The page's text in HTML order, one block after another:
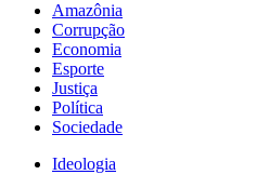
Amazônia
Corrupção
Economia
Esporte
Justiça
Política
Sociedade
Ideologia